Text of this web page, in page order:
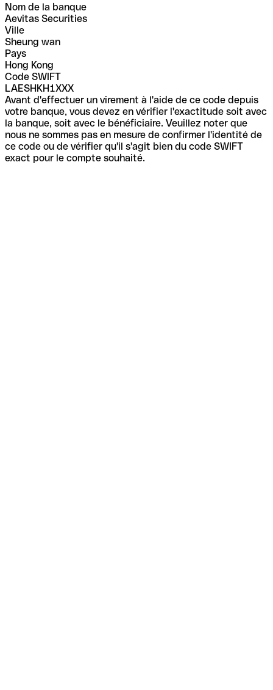
Nom de la banque
Aevitas Securities
Ville
Sheung wan
Pays
Hong Kong
Code SWIFT
LAESHKH1XXX
Avant d'effectuer un virement à l'aide de ce code depuis
votre banque, vous devez en vérifier l'exactitude soit avec
la banque, soit avec le bénéficiaire. Veuillez noter que
nous ne sommes pas en mesure de confirmer l'identité de
ce code ou de vérifier qu'il s'agit bien du code SWIFT
exact pour le compte souhaité.